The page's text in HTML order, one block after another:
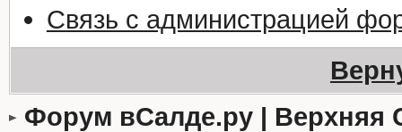
Связь с администрацией
Форум вСалде.ру | Верхняя